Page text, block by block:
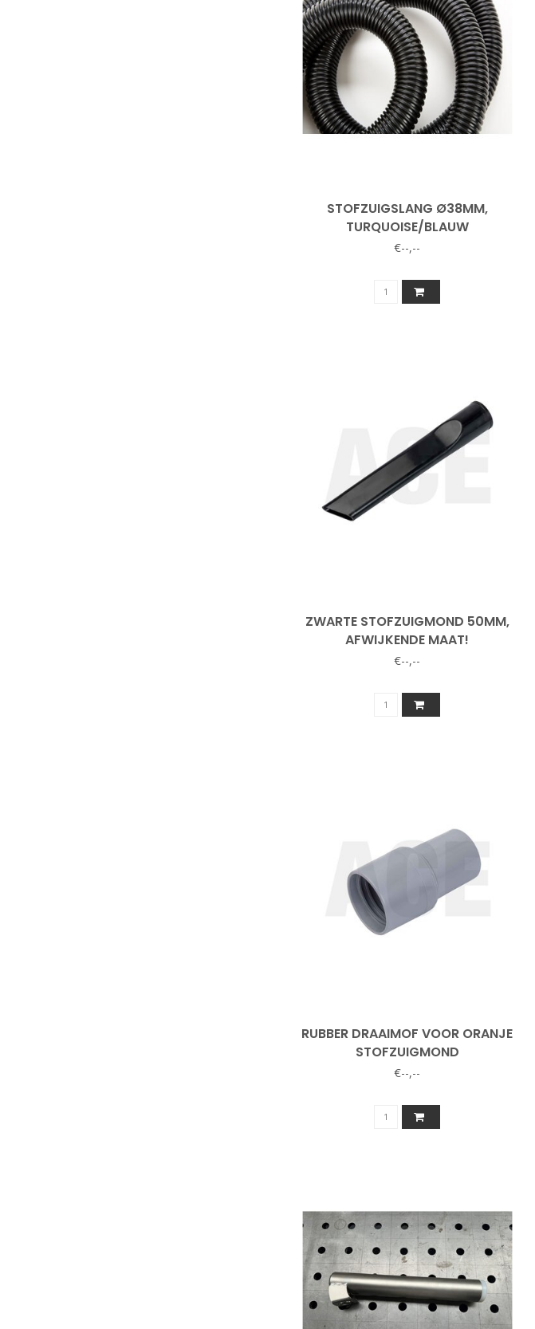
STOFZUIGSLANG Ø38MM,
TURQUOISE/BLAUW
€--,--
ZWARTE STOFZUIGMOND 50MM,
AFWIJKENDE MAAT!
€--,--
RUBBER DRAAIMOF VOOR ORANJE
STOFZUIGMOND
€--,--